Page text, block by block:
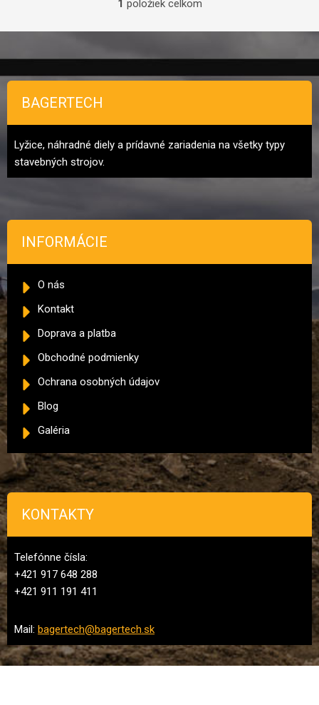
Ovládacie prvky výpisu
1 položiek celkom
BAGERTECH
Lyžice, náhradné diely a prídavné zariadenia na všetky typy
stavebných strojov.
INFORMÁCIE
O nás
Kontakt
Doprava a platba
Obchodné podmienky
Ochrana osobných údajov
Blog
Galéria
KONTAKTY
Telefónne čísla:
+421 917 648 288
+421 911 191 411
Mail: bagertech@bagertech.sk